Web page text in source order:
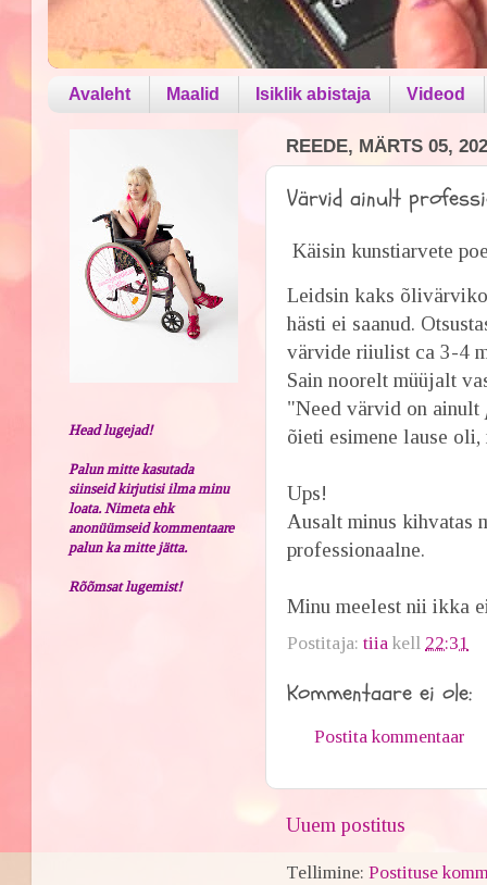
Avaleht Maalid Isiklik abistaja Videod
REEDE, MÄRTS 05,
Värvid ainult
Käisin kunstiarvete
Leidsin kaks
hästi ei saanud.
värvide riiulist ca 3-4
Sain noorelt müüjalt
"Need värvid on ainult
õieti esimene lause
Ups!
Ausalt minus kihvatas
professionaalne.
Minu meelest nii ikka
Postitaja:tiia kell 22:31
Kommentaare ei ole:
Postita kommentaar
Uuem postitus
Tellimine:Postituse
Head lugejad!
Palun mitte kasutada
siinseid kirjutisi ilma minu
loata. Nimeta ehk
anonüümseid kommentaare
palun ka mitte jätta.
Rõõmsat lugemist!